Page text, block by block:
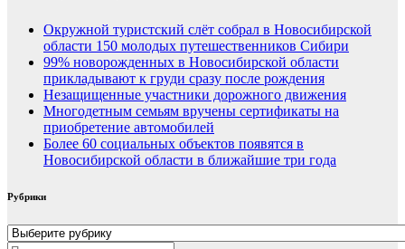
Окружной туристский слёт собрал в Новосибирской
области 150 молодых путешественников Сибири
99% новорожденных в Новосибирской области
прикладывают к груди сразу после рождения
Незащищенные участники дорожного движения
Многодетным семьям вручены сертификаты на
приобретение автомобилей
Более 60 социальных объектов появятся в
Новосибирской области в ближайшие три года
Рубрики
Рубрики